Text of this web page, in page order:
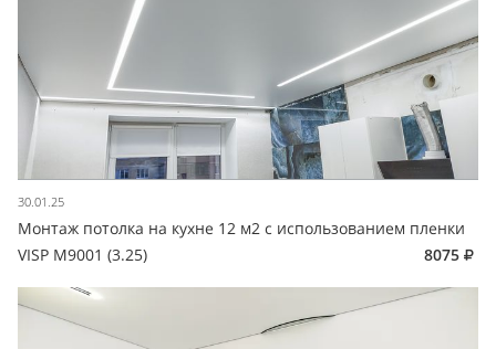
30.01.25
Монтаж потолка на кухне 12 м2 с использованием пленки
VISP M9001 (3.25)
8075